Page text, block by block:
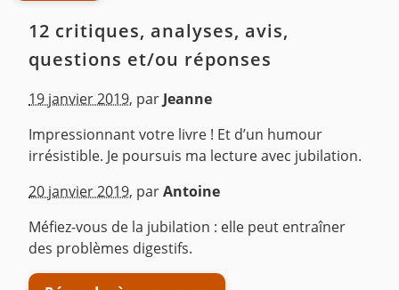
12 critiques, analyses, avis,
questions et/ou réponses
19 janvier 2019, par Jeanne
Impressionnant votre livre ! Et d’un humour
irrésistible. Je poursuis ma lecture avec jubilation.
^
20 janvier 2019, parAntoine
Méfiez-vous de la jubilation : elle peut entraîner
des problèmes digestifs.